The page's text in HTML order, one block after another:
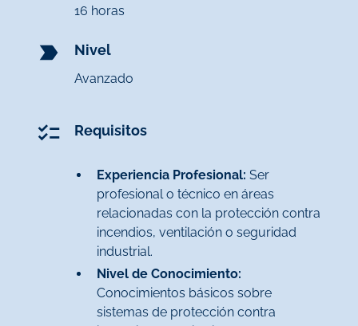
16 horas
Nivel
Avanzado
Requisitos
Experiencia Profesional: Ser
profesional o técnico en áreas
relacionadas con la protección contra
incendios, ventilación o seguridad
industrial.
Nivel de Conocimiento:
Conocimientos básicos sobre
sistemas de protección contra